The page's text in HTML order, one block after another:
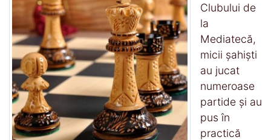
Clubului de
la
Mediatecă,
micii șahiști
au jucat
numeroase
partide și au
pus în
practică